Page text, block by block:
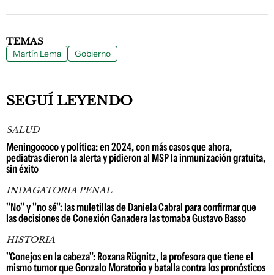
TEMAS
Martín Lema Gobierno
SEGUÍ LEYENDO
SALUD
Meningococo y política: en 2024, con más casos que ahora,
pediatras dieron la alerta y pidieron al MSP la inmunización gratuita,
sin éxito
INDAGATORIA PENAL
"No" y "no sé": las muletillas de Daniela Cabral para confirmar que
las decisiones de Conexión Ganadera las tomaba Gustavo Basso
HISTORIA
"Conejos en la cabeza": Roxana Rügnitz, la profesora que tiene el
mismo tumor que Gonzalo Moratorio y batalla contra los pronósticos